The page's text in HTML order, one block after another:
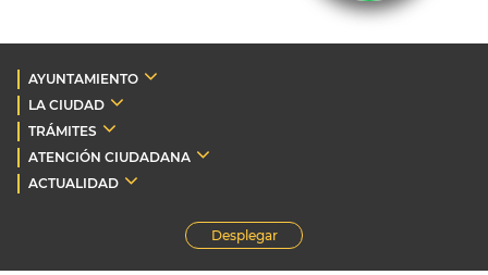
AYUNTAMIENTO
LA CIUDAD
TRÁMITES
ATENCIÓN CIUDADANA
ACTUALIDAD
Desplegar